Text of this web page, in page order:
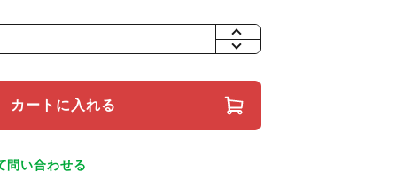
+
カートに入れる
問い合わせる